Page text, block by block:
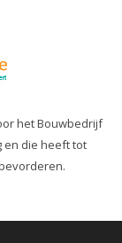
het Bouwbedrijf
en die heeft tot